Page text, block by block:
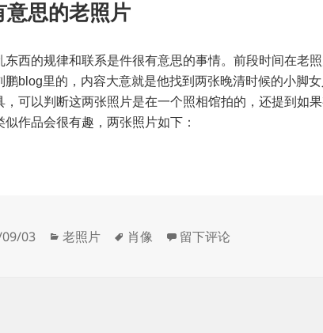
意思的老照片
东西的规律和联系是件很有意思的事情。前段时间在老
鹏blog里的，内容大意就是他找到两张晚清时候的小脚
，可以判断这两张照片是在一个照相馆拍的，还提到如
似作品会很有趣，两张照片如下：
03
分
老照片
标
肖像 于3张有意思的老照片
留下评论